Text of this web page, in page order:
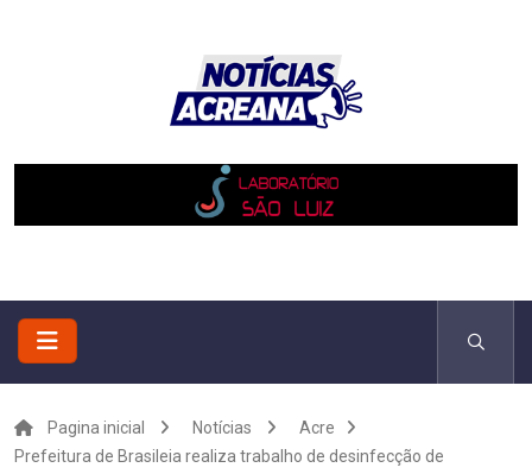
Pagina inicial Notícias
Acre
Prefeitura de Brasileia realiza trabalho de desinfecção de